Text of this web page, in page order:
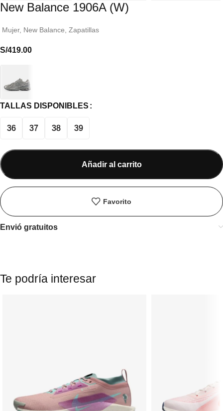
New Balance 1906A (W)
Mujer, New Balance Zapatillas
S/419.00
TALLAS DISPONIBLES
36 37 38 39
Añadir al carrito
Favorito
Envió gratuitos
Te podría interesar